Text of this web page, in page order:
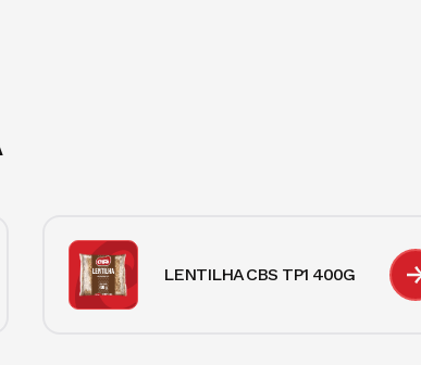
LENTILHA CBS TP1 400G